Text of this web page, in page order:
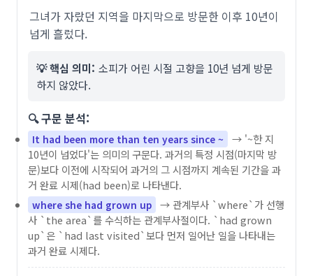
그녀가 자랐던 지역을 마지막으로 방문한 이후 10년이
넘게 흘렀다.
💡 핵심 의미: 소피가 어린 시절 고향을 10년 넘게 방문
하지 않았다.
🔍 구문 분석:
It had been more than ten years since ~ → '~한 지
10년이 넘었다'는 의미의 구문다. 과거의 특정 시점(마지막 방
문)보다 이전에 시작되어 과거의 그 시점까지 계속된 기간을 과
거 완료 시제(had been)로 나타낸다.
where she had grown up → 관계부사 `where`가 선행
사 `the area`를 수식하는 관계부사절이다. `had grown
up`은 `had last visited`보다 먼저 일어난 일을 나타내는
과거 완료 시제다.